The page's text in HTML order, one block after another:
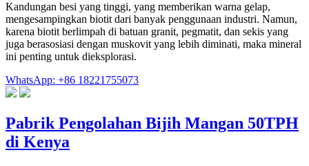
Kandungan besi yang tinggi, yang memberikan warna gelap,
mengesampingkan biotit dari banyak penggunaan industri. Namun,
karena biotit berlimpah di batuan granit, pegmatit, dan sekis yang
juga berasosiasi dengan muskovit yang lebih diminati, maka mineral
ini penting untuk dieksplorasi.
WhatsApp: +86 18221755073
Pabrik Pengolahan Bijih Mangan 50TPH
di Kenya